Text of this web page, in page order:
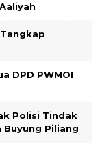
DPD PWMOI
Polisi Tindak
Buyung Piliang